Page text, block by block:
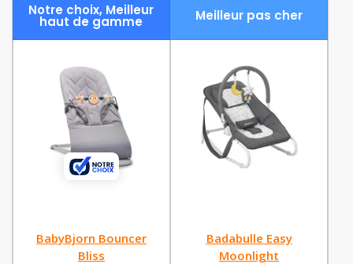
Notre choix, Meilleur
haut de gamme Meilleur pas cher
BabyBjorn Bouncer
Bliss
Badabulle Easy
Moonlight